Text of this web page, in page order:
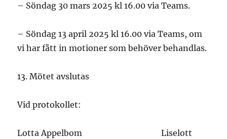
– Söndag 30 mars 2025 kl 16.00 via Teams.
– Söndag 13 april 2025 kl 16.00 via Teams, om
vi har fått in motioner som behöver behandlas.
Mötet avslutas
Vid protokollet:
Lotta Appelbom Liselott